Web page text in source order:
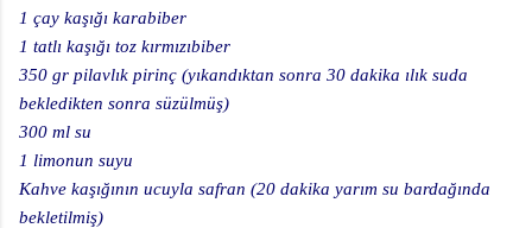
1 çay kaşığı karabiber
1 tatlı kaşığı toz kırmızıbiber
350 gr pilavlık pirinç (yıkandıktan sonra 30 dakika ılık suda
bekledikten sonra süzülmüş)
300 ml su
1 limonun suyu
Kahve kaşığının ucuyla safran (20 dakika yarım su bardağında
bekletilmiş)